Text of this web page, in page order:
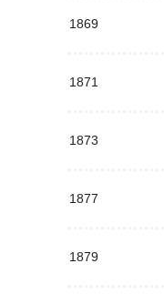
1869
1871
1873
1877
1879